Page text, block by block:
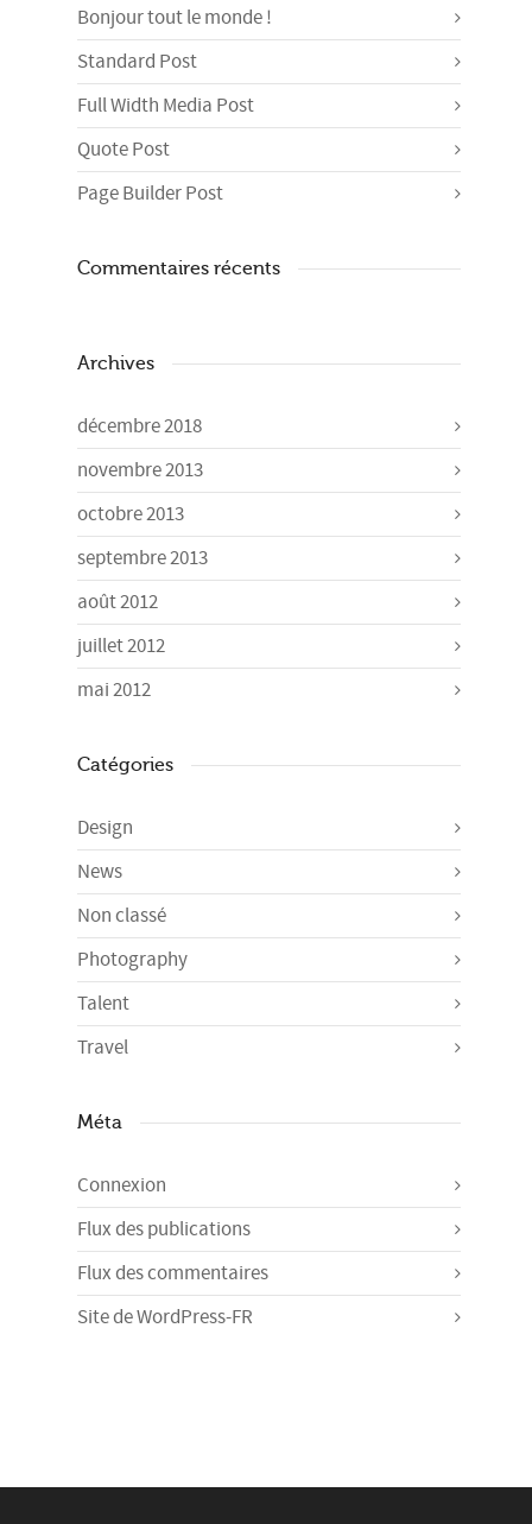
Bonjour tout le monde !
Standard Post
Full Width Media Post
Quote Post
Page Builder Post
Commentaires récents
Archives
décembre 2018
novembre 2013
octobre 2013
septembre 2013
août 2012
juillet 2012
mai 2012
Catégories
Design
News
Non classé
Photography
Talent
Travel
Méta
Connexion
Flux des publications
Flux des commentaires
Site de WordPress-FR